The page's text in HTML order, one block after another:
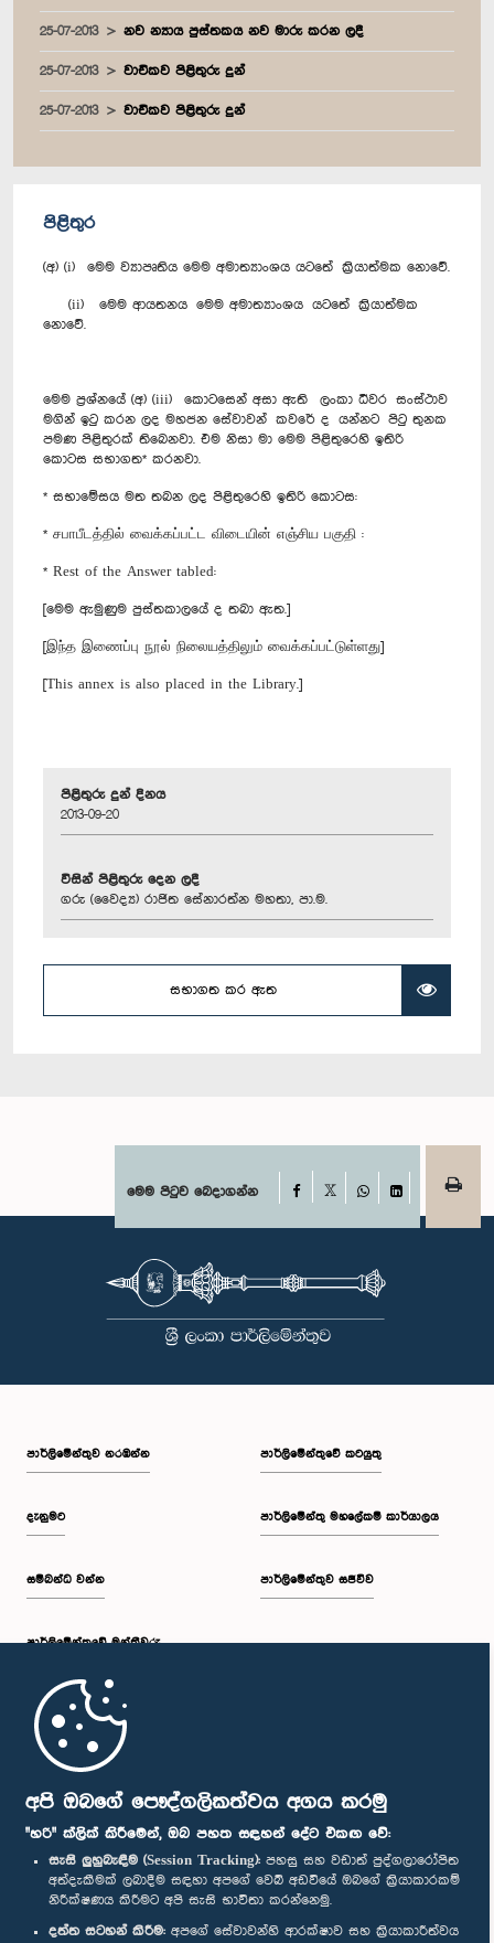
අපි ඔබගේ පෞද්ගලිකත්වය අගය කරමු
"හරි" ක්ලික් කිරීමෙන්, ඔබ පහත සඳහන් දේට එකඟ වේ:
සැසි ලුහුබැඳීම (Session Tracking): පහසු සහ වඩාත් පුද්ගලාරෝපිත
අත්දැකීමක් ලබාදීම සඳහා අපගේ වෙබ් අඩවියේ ඔබගේ ක්‍රියාකාරකම්
නිරීක්ෂණය කිරීමට අපි සැසි භාවිතා කරන්නෙමු.
දත්ත සටහන් කිරීම: අපගේ සේවාවන්හි ආරක්ෂාව සහ ක්‍රියාකාරීත්වය
25-07-2013 නව න්‍යාය පුස්තකය නව මාරු කරන ලදී
25-07-2013 වාචිකව පිළිතුරු දුන්
25-07-2013 වාචිකව පිළිතුරු දුන්
පිළිතුර
(අ) (i) මෙම ව්‍යාපෘතිය මෙම අමාත්‍යාංශය යටතේ ක්‍රියාත්මක නොවේ.
(ii) මෙම ආයතනය මෙම අමාත්‍යාංශය යටතේ ක්‍රියාත්මක
නොවේ.
මෙම ප්‍රශ්නයේ (අ) (iii) කොටසෙන් අසා ඇති ලංකා ධීවර සංස්ථාව
මගින් ඉටු කරන ලද මහජන සේවාවන් කවරේ ද යන්නට පිටු තුනක
පමණ පිළිතුරක් තිබෙනවා. එම නිසා මා මෙම පිළිතුරෙහි ඉතිරි
කොටස සභාගත* කරනවා.
* සභාමේසය මත තබන ලද පිළිතුරෙහි ඉතිරි කොටස:
* சபாபீடத்தில் வைக்கப்பட்ட விடையின் எஞ்சிய பகுதி :
* Rest of the Answer tabled:
[මෙම ඇමුණුම පුස්තකාලයේ ද තබා ඇත.]
[இந்த இணைப்பு நூல் நிலையத்திலும் வைக்கப்பட்டுள்ளது]
[This annex is also placed in the Library.]
පිළිතුරු දුන් දිනය
2013-09-20
විසින් පිළිතුරු දෙන ලදී
ගරු (වෛද්‍ය) රාජිත සේනාරත්න මහතා, පා.ම.
සභාගත කර ඇත
මෙම පිටුව බෙදාගන්න Facebook
WhatsAppLinkedIn
පාර්ලි‌මේන්තුව නරඹන්න
දැනුමට
සම්බන්ධ වන්න
පාර්ලි‌මේන්තුවේ මන්ත්‍රීවරු
මුල් පිටුව
පාර්ලිමේන්තුවේ කටයුතු
පාර්ලිමේන්තු මහලේකම් කාර්යාලය
පාර්ලිමේන්තුව සජීවීව
පාර්ලිමේන්තු ජංගම යෙදුම
අප හා සම්බන්ධ වී සිටින්න :